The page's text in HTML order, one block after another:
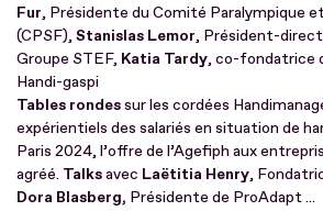
Fur, Présidente du Comité Paralympique
(CPSF), Stanislas Lemor, Président-
Groupe STEF, Katia Tardy, co-fondatrice
Handi-gaspi
Tables rondessur les cordées
expérientiels des salariés en situation de
Paris 2024, l’offre de l’Agefiph aux
agréé. Talksavec Laëtitia Henry,
Dora Blasberg, Présidente de ProAdapt ...